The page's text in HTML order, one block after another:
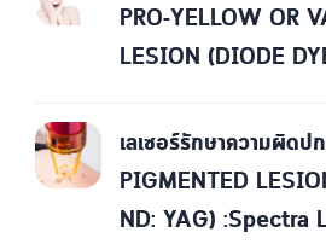
PRO-YELLOW OR
LESION (DIODE
เลเซอร์รักษาความผิด
PIGMENTED
ND: YAG) :Spectra